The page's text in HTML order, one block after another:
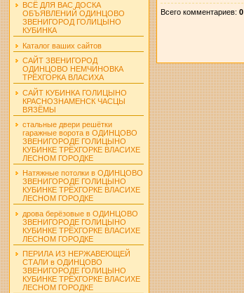
ВСЁ ДЛЯ ВАС ДОСКА
ОБЪЯВЛЕНИЙ ОДИНЦОВО
ЗВЕНИГОРОД ГОЛИЦЫНО
КУБИНКА
Каталог ваших сайтов
САЙТ ЗВЕНИГОРОД
ОДИНЦОВО НЕМЧИНОВКА
ТРЁХГОРКА ВЛАСИХА
САЙТ КУБИНКА ГОЛИЦЫНО
КРАСНОЗНАМЕНСК ЧАСЦЫ
ВЯЗЁМЫ
стальные двери решётки
гаражные ворота в ОДИНЦОВО
ЗВЕНИГОРОДЕ ГОЛИЦЫНО
КУБИНКЕ ТРЁХГОРКЕ ВЛАСИХЕ
ЛЕСНОМ ГОРОДКЕ
Натяжные потолки в ОДИНЦОВО
ЗВЕНИГОРОДЕ ГОЛИЦЫНО
КУБИНКЕ ТРЁХГОРКЕ ВЛАСИХЕ
ЛЕСНОМ ГОРОДКЕ
дрова берёзовые в ОДИНЦОВО
ЗВЕНИГОРОДЕ ГОЛИЦЫНО
КУБИНКЕ ТРЁХГОРКЕ ВЛАСИХЕ
ЛЕСНОМ ГОРОДКЕ
ПЕРИЛА ИЗ НЕРЖАВЕЮЩЕЙ
СТАЛИ в ОДИНЦОВО
ЗВЕНИГОРОДЕ ГОЛИЦЫНО
КУБИНКЕ ТРЁХГОРКЕ ВЛАСИХЕ
ЛЕСНОМ ГОРОДКЕ
Всего комментариев:0